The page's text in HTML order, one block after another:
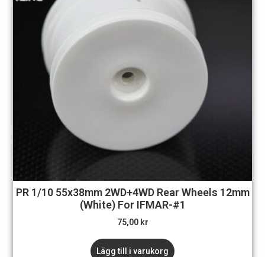
PR 1/10 55x38mm 2WD+4WD Rear Wheels 12mm
(White) For IFMAR-#1
75,00 kr
Lägg till i varukorg